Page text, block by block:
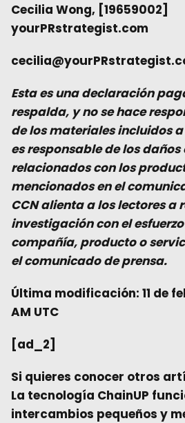
Cecilia Wong, [19659002]
yourPRstrategist.com
Esta es una declaración
respalda, y no se hace
de los materiales incluidos
es responsable de los
relacionados con los
mencionados en el
CCN alienta a los lectores a
investigación con el
compañía, producto o
el comunicado de prensa.
Última modificación: 11 de
AM UTC
[ad_2]
Si quieres conocer otros
La tecnología ChainUP
intercambios pequeños y